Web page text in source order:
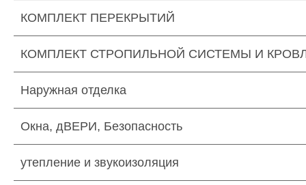
КОМПЛЕКТ ПЕРЕКРЫТИЙ
КОМПЛЕКТ СТРОПИЛЬНОЙ СИСТЕМЫ И
Наружная отделка
Окна, дВЕРИ, Безопасность
утепление и звукоизоляция